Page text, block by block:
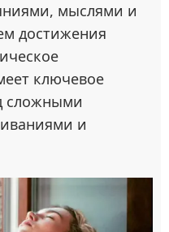
мыслями и
достижения
ключевое
сложными
и